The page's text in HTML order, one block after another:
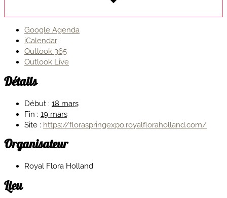
Google Agenda
iCalendar
Outlook 365
Outlook Live
Détails
Début : 18 mars
Fin : 19 mars
Site : https://floraspringexpo.royalfloraholland.com/
Organisateur
Royal Flora Holland
Lieu